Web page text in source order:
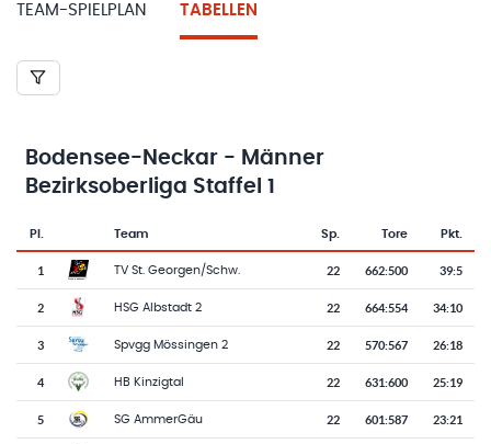
TEAM-SPIELPLAN TABELLEN
Bodensee-Neckar - Männer
Bezirksoberliga Staffel 1
Tabelle mit Vereinsplatzierungen, Spielen, Toren und Punkten
Pl.
Team-Logo
Team Sp. Tore Pkt.
1 TV St. Georgen/Schw. 22 662:500 39:5
2 HSG Albstadt 2 22 664:554 34:10
3 Spvgg Mössingen 2 22 570:567 26:18
4 HB Kinzigtal 22 631:600 25:19
5 SG AmmerGäu 22 601:587 23:21